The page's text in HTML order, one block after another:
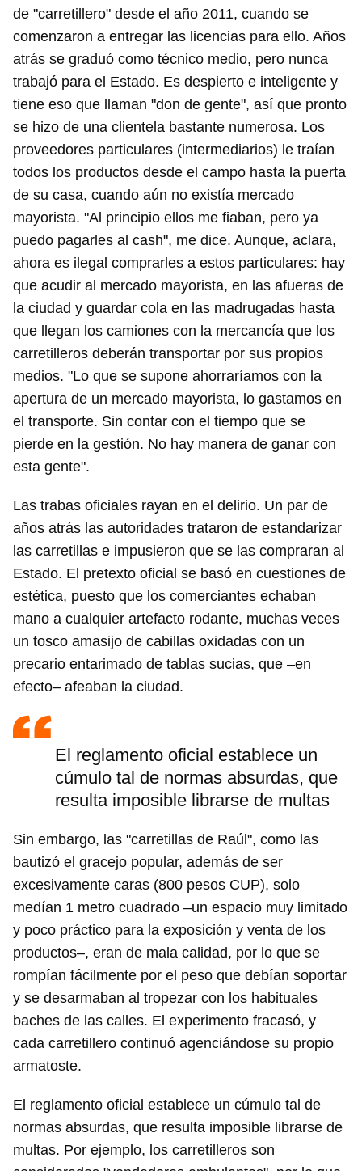
de "carretillero" desde el año 2011, cuando se
comenzaron a entregar las licencias para ello. Años
atrás se graduó como técnico medio, pero nunca
trabajó para el Estado. Es despierto e inteligente y
tiene eso que llaman "don de gente", así que pronto
se hizo de una clientela bastante numerosa. Los
proveedores particulares (intermediarios) le traían
todos los productos desde el campo hasta la puerta
de su casa, cuando aún no existía mercado
mayorista. "Al principio ellos me fiaban, pero ya
puedo pagarles al cash", me dice. Aunque, aclara,
ahora es ilegal comprarles a estos particulares: hay
que acudir al mercado mayorista, en las afueras de
la ciudad y guardar cola en las madrugadas hasta
que llegan los camiones con la mercancía que los
carretilleros deberán transportar por sus propios
medios. "Lo que se supone ahorraríamos con la
apertura de un mercado mayorista, lo gastamos en
el transporte. Sin contar con el tiempo que se
pierde en la gestión. No hay manera de ganar con
esta gente".
Las trabas oficiales rayan en el delirio. Un par de
años atrás las autoridades trataron de estandarizar
las carretillas e impusieron que se las compraran al
Estado. El pretexto oficial se basó en cuestiones de
estética, puesto que los comerciantes echaban
mano a cualquier artefacto rodante, muchas veces
un tosco amasijo de cabillas oxidadas con un
precario entarimado de tablas sucias, que –en
efecto– afeaban la ciudad.
El reglamento oficial establece un
cúmulo tal de normas absurdas, que
resulta imposible librarse de multas
Sin embargo, las "carretillas de Raúl", como las
bautizó el gracejo popular, además de ser
excesivamente caras (800 pesos CUP), solo
medían 1 metro cuadrado –un espacio muy limitado
y poco práctico para la exposición y venta de los
productos–, eran de mala calidad, por lo que se
rompían fácilmente por el peso que debían soportar
y se desarmaban al tropezar con los habituales
baches de las calles. El experimento fracasó, y
cada carretillero continuó agenciándose su propio
armatoste.
El reglamento oficial establece un cúmulo tal de
normas absurdas, que resulta imposible librarse de
multas. Por ejemplo, los carretilleros son